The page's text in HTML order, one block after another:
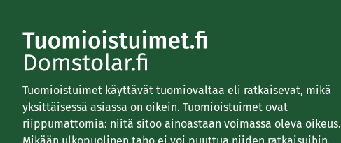
Tuomioistuimet käyttävät tuomiovaltaa eli ratkaisevat, mikä
yksittäisessä asiassa on oikein. Tuomioistuimet ovat
riippumattomia: niitä sitoo ainoastaan voimassa oleva oikeus.